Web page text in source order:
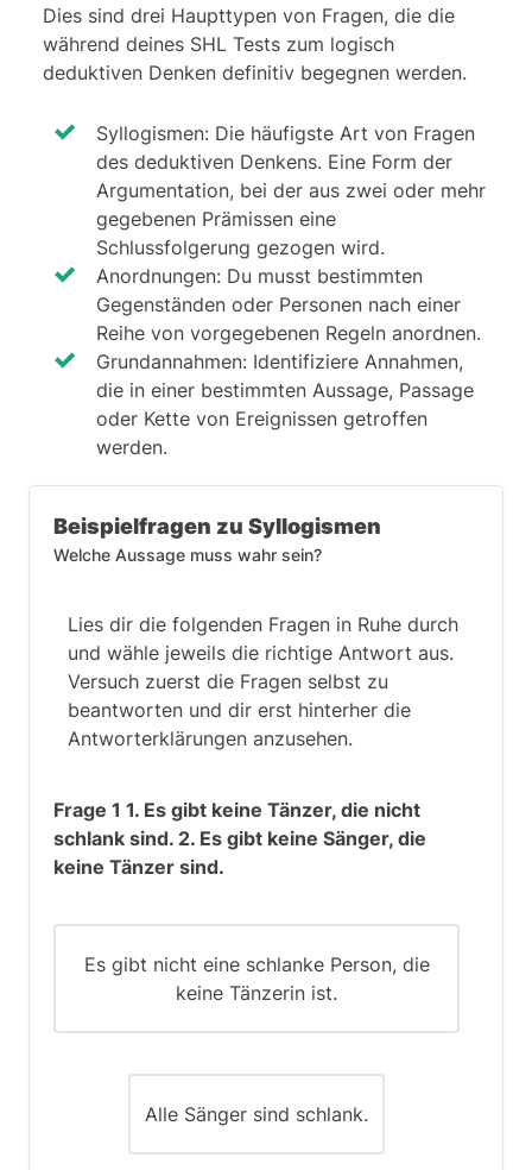
Dies sind drei Haupttypen von Fragen, die die
während deines SHL Tests zum logisch
deduktiven Denken definitiv begegnen werden.
Syllogismen: Die häufigste Art von Fragen
des deduktiven Denkens. Eine Form der
Argumentation, bei der aus zwei oder mehr
gegebenen Prämissen eine
Schlussfolgerung gezogen wird.
Anordnungen: Du musst bestimmten
Gegenständen oder Personen nach einer
Reihe von vorgegebenen Regeln anordnen.
Grundannahmen: Identifiziere Annahmen,
die in einer bestimmten Aussage, Passage
oder Kette von Ereignissen getroffen
werden.
Beispielfragen zu Syllogismen
Welche Aussage muss wahr sein?
Lies dir die folgenden Fragen in Ruhe durch
und wähle jeweils die richtige Antwort aus.
Versuch zuerst die Fragen selbst zu
beantworten und dir erst hinterher die
Antworterklärungen anzusehen.
Frage 1 1. Es gibt keine Tänzer, die nicht
schlank sind. 2. Es gibt keine Sänger, die
keine Tänzer sind.
Es gibt nicht eine schlanke Person, die
keine Tänzerin ist.
Alle Sänger sind schlank.